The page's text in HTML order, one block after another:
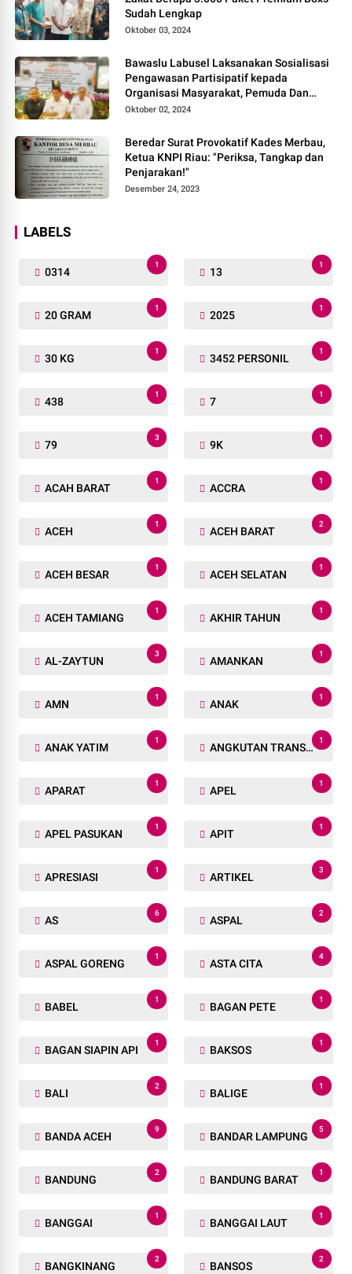
Sudah Lengkap
Oktober 03, 2024
Bawaslu Labusel Laksanakan Sosialisasi
Pengawasan Partisipatif kepada
Organisasi Masyarakat, Pemuda Dan
Agama Pada pilkada Serentak 2024
Oktober 02, 2024
Beredar Surat Provokatif Kades Merbau,
Ketua KNPI Riau: "Periksa, Tangkap dan
Penjarakan!"
Desember 24, 2023
LABELS
0314
1
13
1
20 GRAM
1
2025
1
30 KG
1
3452 PERSONIL
1
438
1
7
1
79
3
9K
1
ACAH BARAT
1
ACCRA
1
ACEH
1
ACEH BARAT
2
ACEH BESAR
1
ACEH SELATAN
1
ACEH TAMIANG
1
AKHIR TAHUN
1
AL-ZAYTUN
3
AMANKAN
1
AMN
1
ANAK
1
ANAK YATIM
1
ANGKUTAN TRANSPORTASI
1
APARAT
1
APEL
1
APEL PASUKAN
1
APIT
1
APRESIASI
1
ARTIKEL
3
AS
6
ASPAL
2
ASPAL GORENG
1
ASTA CITA
4
BABEL
1
BAGAN PETE
1
BAGAN SIAPIN API
1
BAKSOS
1
BALI
2
BALIGE
1
BANDA ACEH
9
BANDAR LAMPUNG
5
BANDUNG
2
BANDUNG BARAT
1
BANGGAI
1
BANGGAI LAUT
1
BANGKINANG
2
BANSOS
2